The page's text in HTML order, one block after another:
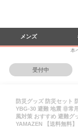
メンズ
本
受付中
防災グッズ 防災セット
YBG-30 避難 地震 非常
風対策 おすすめ 避難グ
YAMAZEN 【送料無料】